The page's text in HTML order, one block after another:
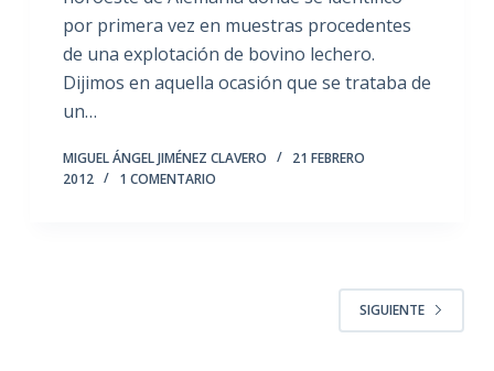
por primera vez en muestras procedentes
de una explotación de bovino lechero.
Dijimos en aquella ocasión que se trataba de
un…
MIGUEL ÁNGEL JIMÉNEZ CLAVERO
21 FEBRERO
2012
1 COMENTARIO
SIGUIENTE